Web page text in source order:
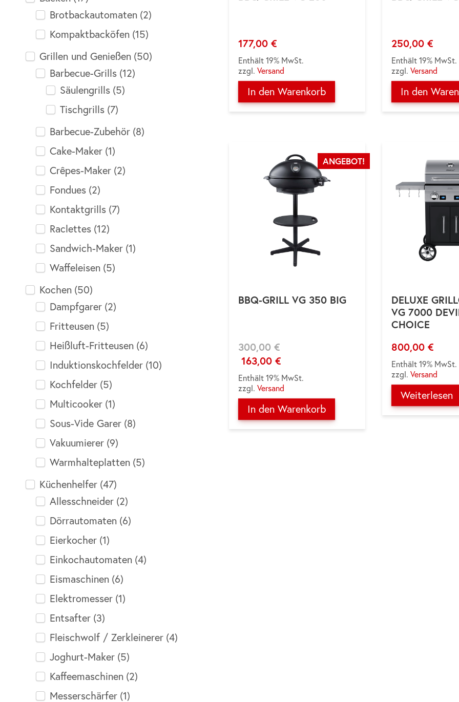
Brotbackautomaten (2)
Kompaktbacköfen (15)
Grillen und Genießen (50)
Barbecue-Grills (12)
Säulengrills (5)
Tischgrills (7)
Barbecue-Zubehör (8)
Cake-Maker (1)
Crêpes-Maker (2)
Fondues (2)
Kontaktgrills (7)
Raclettes (12)
Sandwich-Maker (1)
Waffeleisen (5)
Kochen (50)
Dampfgarer (2)
Fritteusen (5)
Heißluft-Fritteusen (6)
Induktionskochfelder (10)
Kochfelder (5)
Multicooker (1)
Sous-Vide Garer (8)
Vakuumierer (9)
Warmhalteplatten (5)
Küchenhelfer (47)
Allesschneider (2)
Dörrautomaten (6)
Eierkocher (1)
Einkochautomaten (4)
Eismaschinen (6)
Elektromesser (1)
Entsafter (3)
Fleischwolf / Zerkleinerer (4)
Joghurt-Maker (5)
Kaffeemaschinen (2)
Messerschärfer (1)
177,00 €
Enthält 19% MwSt.
zzgl. Versand
In den Warenkorb
250,00 €
Enthält 19% MwSt.
zzgl. Versand
In den
ANGEBOT!
BBQ-GRILL VG 350 BIG
Ursprünglicher
Preis
war:
300,00 €
300,00 €
ist:
300,00 €.
163,00 €
Enthält 19% MwSt.
zzgl. Versand
In den Warenkorb
DELUXE
VG 7000
CHOICE
800,00 €
Enthält 19% MwSt.
zzgl. Versand
Weiterlesen